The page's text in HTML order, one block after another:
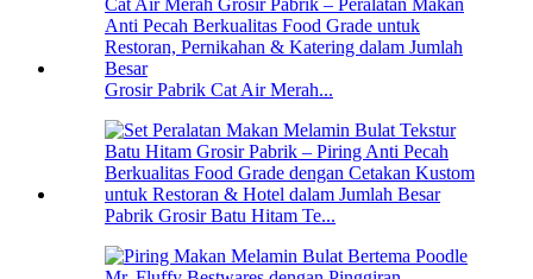
Grosir Pabrik Cat Air Merah...
Pabrik Grosir Batu Hitam Te...